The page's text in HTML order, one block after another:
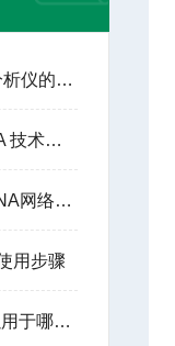
是德科技PNA网络分析仪的技术优势
是德科技MSOS804A 技术参数
是德科技N5225B PNA网络分析仪：高频与微波测试的基石
用步骤
是德科技示波器可以用于哪些行业？